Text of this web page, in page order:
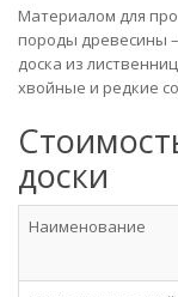
Материалом для
породы древесины
доска из
хвойные и редкие
доски
Наименование